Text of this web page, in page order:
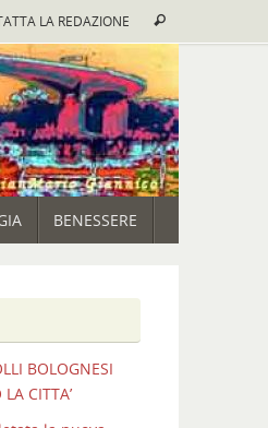
LA REDAZIONE Cerca
BENESSERE
BOLOGNESI
CITTA’